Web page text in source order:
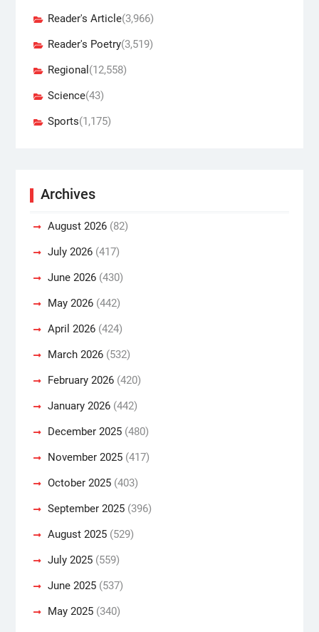
Reader's Article(3,966)
Reader's Poetry(3,519)
Regional (12,558)
Science(43)
Sports(1,175)
Archives
August 2026(82)
July 2026(417)
June 2026(430)
May 2026(442)
April 2026(424)
March 2026(532)
February 2026(420)
January 2026(442)
December 2025(480)
November 2025(417)
October 2025(403)
September 2025(396)
August 2025(529)
July 2025(559)
June 2025(537)
May 2025(340)